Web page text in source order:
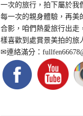
一次的旅行，拍下屬於我
每一次的親身體驗，再美
合影，咱們熱愛旅行出走
樣喜歡到處賞景美拍的旅
✉連絡滿分：